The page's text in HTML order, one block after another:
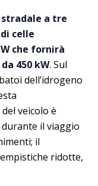
a tre
celle
che fornirà
450 kW. Sul
dell’idrogeno
veicolo è
il viaggio
il
ridotte,